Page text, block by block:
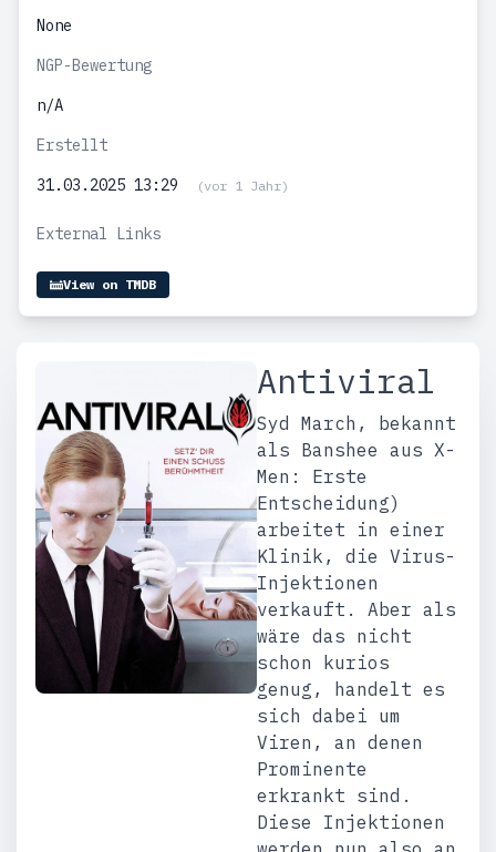
None
NGP-Bewertung
n/A
Erstellt
31.03.2025 13:29
(vor 1 Jahr)
External Links
View on TMDB
Antiviral
Syd March, bekannt
als Banshee aus X-
Men: Erste
Entscheidung)
arbeitet in einer
Klinik, die Virus-
Injektionen
verkauft. Aber als
wäre das nicht
schon kurios
genug, handelt es
sich dabei um
Viren, an denen
Prominente
erkrankt sind.
Diese Injektionen